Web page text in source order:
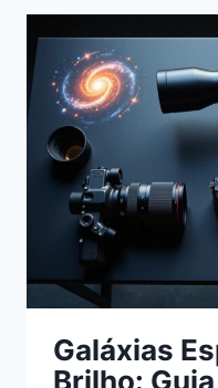
DE
ALTA
PRECISÃO
Galáxias